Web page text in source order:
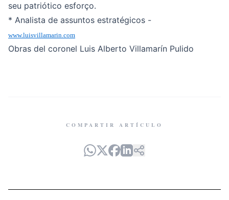
seu patriótico esforço.
* Analista de assuntos estratégicos -
www.luisvillamarin.com
Obras del coronel Luis Alberto Villamarín Pulido
COMPARTIR ARTÍCULO